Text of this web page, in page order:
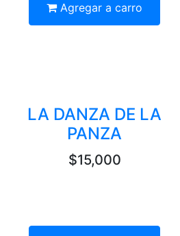
Agregar a carro
LA DANZA DE LA
PANZA
$15,000